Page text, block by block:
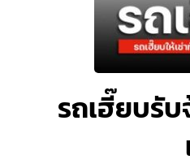
รถเฮี๊ยบรั